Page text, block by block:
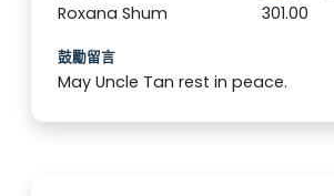
Roxana Shum 301.00
鼓勵留言
May Uncle Tan rest in peace.